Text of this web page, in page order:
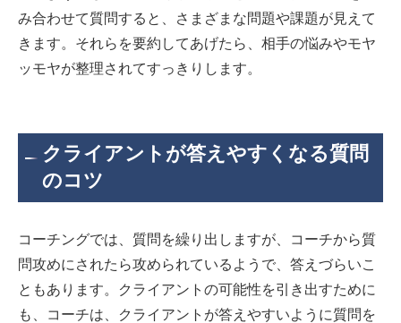
み合わせて質問すると、さまざまな問題や課題が見えて
きます。それらを要約してあげたら、相手の悩みやモヤ
ッモヤが整理されてすっきりします。
クライアントが答えやすくなる質問
のコツ
コーチングでは、質問を繰り出しますが、コーチから質
問攻めにされたら攻められているようで、答えづらいこ
ともあります。クライアントの可能性を引き出すために
も、コーチは、クライアントが答えやすいように質問を